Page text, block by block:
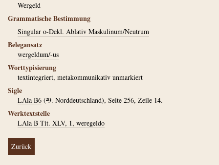
Wergeld
Grammatische Bestimmung
Singular o-Dekl. Ablativ Maskulinum/Neutrum
Belegansatz
wergeldum/-us
Worttypisierung
textintegriert, metakommunikativ unmarkiert
Sigle
LAla B6 (²9. Norddeutschland), Seite 256, Zeile 14.
Werktextstelle
LAla B Tit. XLV, 1, weregeldo
Zurück